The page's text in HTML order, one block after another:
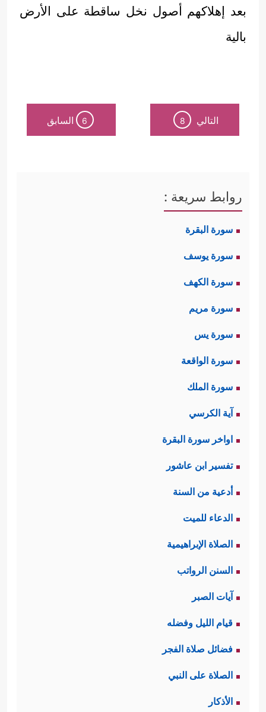
بعد إهلاكهم أصول نخل ساقطة على الأرض
بالية
التالي 8
6 السابق
روابط سريعة :
سورة البقرة
سورة يوسف
سورة الكهف
سورة مريم
سورة يس
سورة الواقعة
سورة الملك
آية الكرسي
اواخر سورة البقرة
تفسير ابن عاشور
أدعية من السنة
الدعاء للميت
الصلاة الإبراهيمية
السنن الرواتب
آيات الصبر
قيام الليل وفضله
فضائل صلاة الفجر
الصلاة على النبي
الأذكار